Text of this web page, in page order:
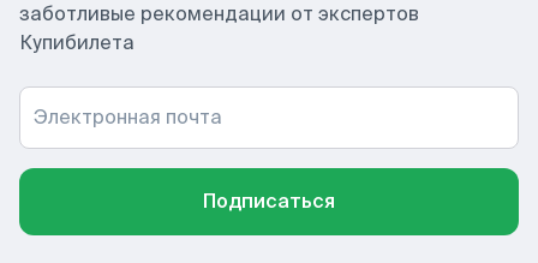
заботливые рекомендации от экспертов
Купибилета
Электронная почта
Подписаться